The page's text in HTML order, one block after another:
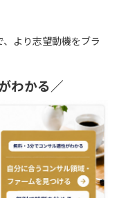
より志望動機をブラ
わかる／